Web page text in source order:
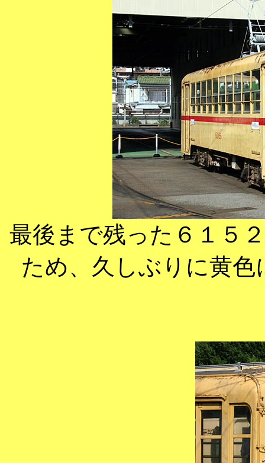
最後まで残った６１５
ため、久しぶりに黄